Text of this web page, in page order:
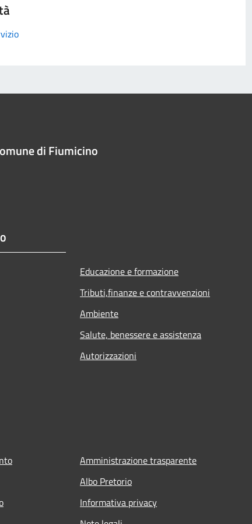
di Fiumicino
Educazione e formazione
Tributi,finanze e contravvenzioni
Ambiente
Salute, benessere e assistenza
Autorizzazioni
Amministrazione trasparente
Albo Pretorio
Informativa privacy